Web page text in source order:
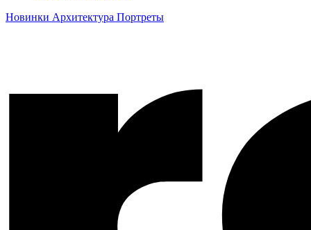
Новинки Архитектура Портреты